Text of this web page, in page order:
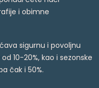
i obimne
sigurnu i povoljnu
10-20%, kao i sezonske
čak i 50%.